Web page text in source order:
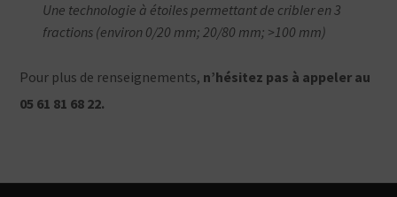
Une technologie à étoiles permettant de cribler en 3
fractions (environ 0/20 mm; 20/80 mm; >100 mm)
Pour plus de renseignements, n’hésitez pas à appeler au
05 61 81 68 22.